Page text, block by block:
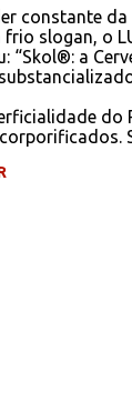
constante
frio slogan, o
“Skol®: a
do